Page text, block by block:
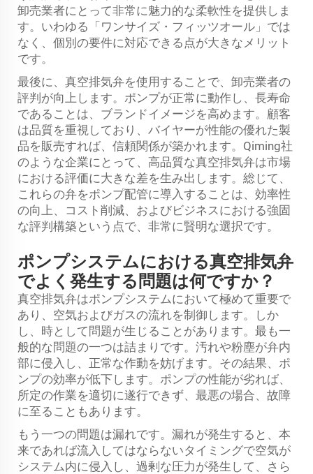
卸売業者にとって非常に魅力的な柔軟性を提供しま
す。いわゆる「ワンサイズ・フィッツオール」では
なく、個別の要件に対応できる点が大きなメリット
です。
最後に、真空排気弁を使用することで、卸売業者の
評判が向上します。ポンプが正常に動作し、長寿命
であることは、ブランドイメージを高めます。顧客
は品質を重視しており、バイヤーが性能の優れた製
品を販売すれば、信頼関係が築かれます。Qiming社
のような企業にとって、高品質な真空排気弁は市場
における評価に大きな差を生み出します。総じて、
これらの弁をポンプ配管に導入することは、効率性
の向上、コスト削減、およびビジネスにおける強固
な評判構築という点で、非常に賢明な選択です。
ポンプシステムにおける真空排気弁
でよく発生する問題は何ですか？
真空排気弁はポンプシステムにおいて極めて重要で
あり、空気およびガスの流れを制御します。しか
し、時として問題が生じることがあります。最も一
般的な問題の一つは詰まりです。汚れや粉塵が弁内
部に侵入し、正常な作動を妨げます。その結果、ポ
ンプの効率が低下します。ポンプの性能が劣れば、
所定の作業を適切に遂行できず、最悪の場合、故障
に至ることもあります。
もう一つの問題は漏れです。漏れが発生すると、本
来であれば流入してはならないタイミングで空気が
システム内に侵入し、過剰な圧力が発生して、さら